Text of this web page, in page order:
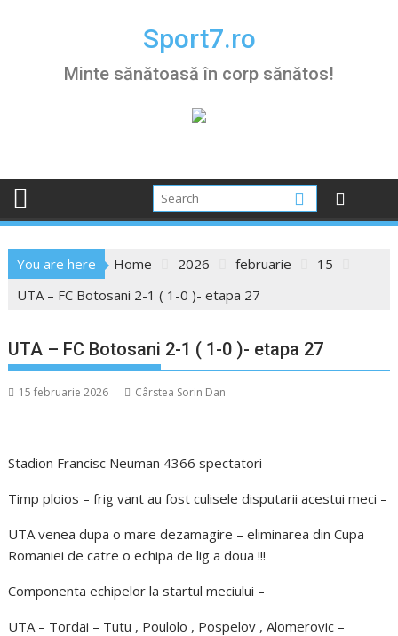
Sport7.ro
Minte sănătoasă în corp sănătos!
You are here Home 2026 februarie
15
UTA – FC Botosani 2-1 ( 1-0 )- etapa 27
UTA – FC Botosani 2-1 ( 1-0 )- etapa 27
15 februarie 2026 Cârstea Sorin Dan
Stadion Francisc Neuman 4366 spectatori –
Timp ploios – frig vant au fost culisele disputarii acestui meci –
UTA venea dupa o mare dezamagire – eliminarea din Cupa
Romaniei de catre o echipa de lig a doua !!!
Componenta echipelor la startul meciului –
UTA – Tordai – Tutu , Poulolo , Pospelov , Alomerovic –